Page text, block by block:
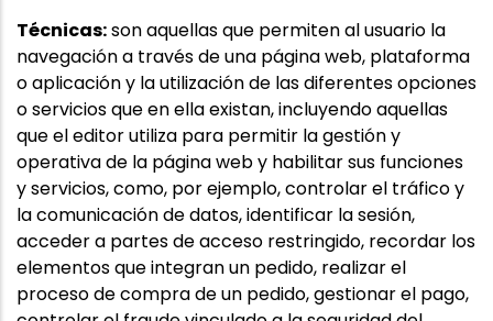
Técnicas:son aquellas que permiten al usuario la
navegación a través de una página web, plataforma
o aplicación y la utilización de las diferentes opciones
o servicios que en ella existan, incluyendo aquellas
que el editor utiliza para permitir la gestión y
operativa de la página web y habilitar sus funciones
y servicios, como, por ejemplo, controlar el tráfico y
la comunicación de datos, identificar la sesión,
acceder a partes de acceso restringido, recordar los
elementos que integran un pedido, realizar el
proceso de compra de un pedido, gestionar el pago,